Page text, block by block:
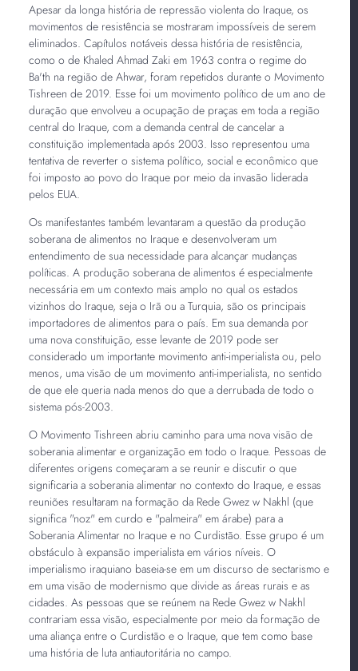
Apesar da longa história de repressão violenta do Iraque, os
movimentos de resistência se mostraram impossíveis de serem
eliminados. Capítulos notáveis dessa história de resistência,
como o de Khaled Ahmad Zaki em 1963 contra o regime do
Ba'th na região de Ahwar, foram repetidos durante o Movimento
Tishreen de 2019. Esse foi um movimento político de um ano de
duração que envolveu a ocupação de praças em toda a região
central do Iraque, com a demanda central de cancelar a
constituição implementada após 2003. Isso representou uma
tentativa de reverter o sistema político, social e econômico que
foi imposto ao povo do Iraque por meio da invasão liderada
pelos EUA.
Os manifestantes também levantaram a questão da produção
soberana de alimentos no Iraque e desenvolveram um
entendimento de sua necessidade para alcançar mudanças
políticas. A produção soberana de alimentos é especialmente
necessária em um contexto mais amplo no qual os estados
vizinhos do Iraque, seja o Irã ou a Turquia, são os principais
importadores de alimentos para o país. Em sua demanda por
uma nova constituição, esse levante de 2019 pode ser
considerado um importante movimento anti-imperialista ou, pelo
menos, uma visão de um movimento anti-imperialista, no sentido
de que ele queria nada menos do que a derrubada de todo o
sistema pós-2003.
O Movimento Tishreen abriu caminho para uma nova visão de
soberania alimentar e organização em todo o Iraque. Pessoas de
diferentes origens começaram a se reunir e discutir o que
significaria a soberania alimentar no contexto do Iraque, e essas
reuniões resultaram na formação da Rede Gwez w Nakhl (que
significa "noz" em curdo e "palmeira" em árabe) para a
Soberania Alimentar no Iraque e no Curdistão. Esse grupo é um
obstáculo à expansão imperialista em vários níveis. O
imperialismo iraquiano baseia-se em um discurso de sectarismo e
em uma visão de modernismo que divide as áreas rurais e as
cidades. As pessoas que se reúnem na Rede Gwez w Nakhl
contrariam essa visão, especialmente por meio da formação de
uma aliança entre o Curdistão e o Iraque, que tem como base
uma história de luta antiautoritária no campo.